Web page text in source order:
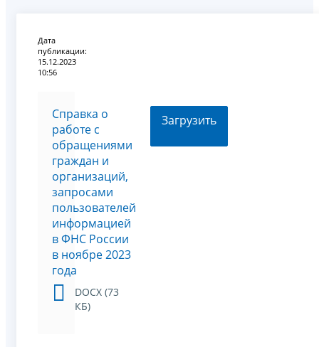
Дата
публикации:
15.12.2023
10:56
Справка о
работе с
обращениями
граждан и
организаций,
запросами
пользователей
информацией
в ФНС России
в ноябре 2023
года
DOCX (73
КБ)
Загрузить